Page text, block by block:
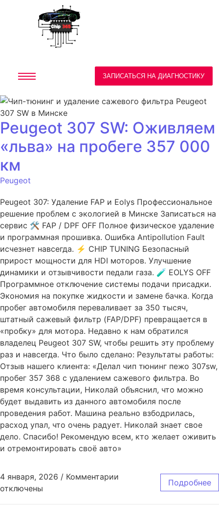
ЗАПИСАТЬСЯ НА ДИАГНОСТИКУ
Peugeot 307 SW: Оживляем
«льва» на пробеге 357 000
км
Peugeot
Peugeot 307: Удаление FAP и Eolys Профессиональное
решение проблем с экологией в Минске Записаться на
сервис 🛠️ FAP / DPF OFF Полное физическое удаление
и программная прошивка. Ошибка Antipollution Fault
исчезнет навсегда. ⚡ CHIP TUNING Безопасный
прирост мощности для HDI моторов. Улучшение
динамики и отзывчивости педали газа. 🧪 EOLYS OFF
Программное отключение системы подачи присадки.
Экономия на покупке жидкости и замене бачка. Когда
пробег автомобиля переваливает за 350 тысяч,
штатный сажевый фильтр (FAP/DPF) превращается в
«пробку» для мотора. Недавно к нам обратился
владелец Peugeot 307 SW, чтобы решить эту проблему
раз и навсегда. Что было сделано: Результаты работы:
Отзыв нашего клиента: «Делал чип тюнинг пежо 307sw,
пробег 357 368 с удалением сажевого фильтра. Во
время консультации, Николай объяснил, что можно
будет выдавить из данного автомобиля после
проведения работ. Машина реально взбодрилась,
расход упал, что очень радует. Николай знает свое
дело. Спасибо! Рекомендую всем, кто желает оживить
и отремонтировать своё авто»
4 января, 2026 / Комментарии
отключены
Подробнее